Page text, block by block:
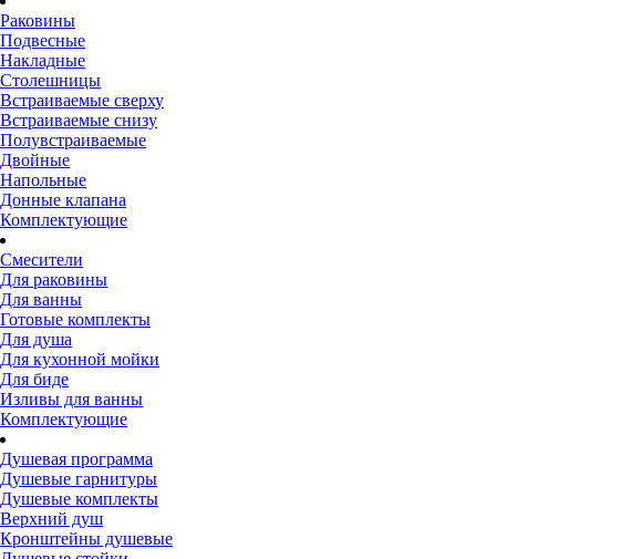
Раковины
Подвесные
Накладные
Столешницы
Встраиваемые сверху
Встраиваемые снизу
Полувстраиваемые
Двойные
Напольные
Донные клапана
Комплектующие
Смесители
Для раковины
Для ванны
Готовые комплекты
Для душа
Для кухонной мойки
Для биде
Изливы для ванны
Комплектующие
Душевая программа
Душевые гарнитуры
Душевые комплекты
Верхний душ
Кронштейны душевые